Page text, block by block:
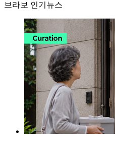
브라보 인기뉴스